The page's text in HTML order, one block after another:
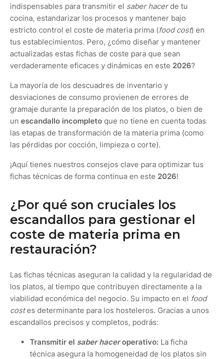
indispensables para transmitir el saber hacerde tu
cocina, estandarizar los procesos y mantener bajo
estricto control el coste de materia prima (food cost) en
tus establecimientos. Pero, ¿cómo diseñar y mantener
actualizadas estas fichas de coste para que sean
verdaderamente eficaces y dinámicas en este 2026?
La mayoría de los descuadres de inventario y
desviaciones de consumo provienen de errores de
gramaje durante la preparación de los platos, o bien de
un escandallo incompleto que no tiene en cuenta todas
las etapas de transformación de la materia prima (como
las pérdidas por cocción, limpieza o corte).
¡Aquí tienes nuestros consejos clave para optimizar tus
fichas técnicas de forma continua en este 2026!
¿Por qué son cruciales los
escandallos para gestionar el
coste de materia prima en
restauración?
Las fichas técnicas aseguran la calidad y la regularidad de
los platos, al tiempo que contribuyen directamente a la
viabilidad económica del negocio. Su impacto en el food
costes determinante para los hosteleros. Gracias a unos
escandallos precisos y completos, podrás:
Transmitir el saber haceroperativo: La ficha
técnica asegura la homogeneidad de los platos sin